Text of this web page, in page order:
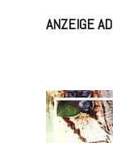
ANZEIGE AD